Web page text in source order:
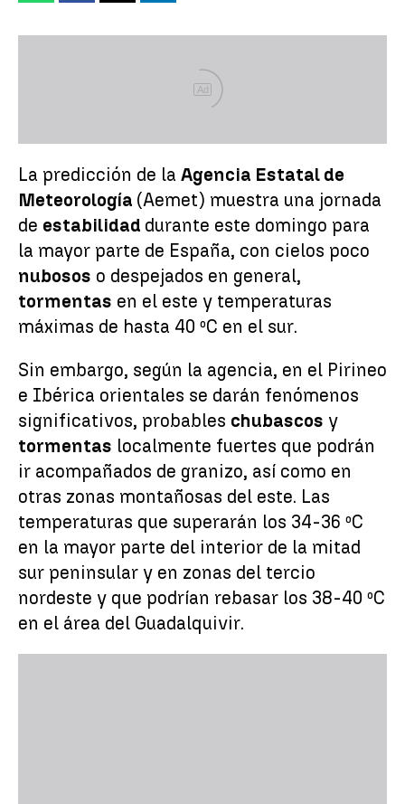
Ad
La predicción de la Agencia Estatal de
Meteorología (Aemet) muestra una jornada
de estabilidad durante este domingo para
la mayor parte de España, con cielos poco
nubosos o despejados en general,
tormentas en el este y temperaturas
máximas de hasta 40 ºC en el sur.
Sin embargo, según la agencia, en el Pirineo
e Ibérica orientales se darán fenómenos
significativos, probables chubascos y
tormentas localmente fuertes que podrán
ir acompañados de granizo, así como en
otras zonas montañosas del este. Las
temperaturas que superarán los 34-36 ºC
en la mayor parte del interior de la mitad
sur peninsular y en zonas del tercio
nordeste y que podrían rebasar los 38-40 ºC
en el área del Guadalquivir.